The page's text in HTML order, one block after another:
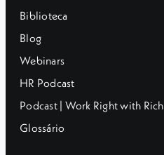
Biblioteca
Blog
Webinars
HR Podcast
Podcast | Work Right with Rich
Glossário